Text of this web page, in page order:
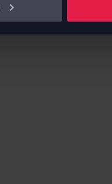
Scheda